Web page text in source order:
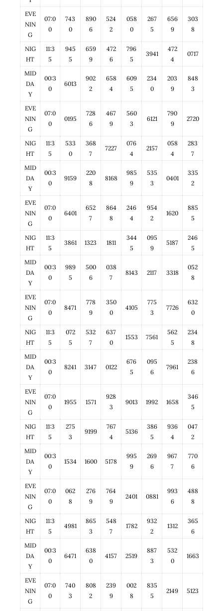
EVE
NIN
G
07:0
0
743
0
890
6
524
2
058
0
267
5
656
9
303
8
NIG
HT
11:3
5
945
5
659
9
472
6
796
5
3941
472
4
0717
MID
DA
Y
00:3
0
6013
902
2
658
4
609
5
234
0
203
9
848
3
EVE
NIN
G
07:0
0
0195
728
6
467
9
560
3
6121
790
9
2720
NIG
HT
11:3
5
533
0
368
7
7227
076
4
2157
058
4
283
7
MID
DA
Y
00:3
0
9159
220
8
8168
985
9
535
3
0401
335
2
EVE
NIN
G
07:0
0
6401
652
7
864
8
246
4
954
2
1620
885
5
NIG
HT
11:3
5
3861 1323 1811
344
5
095
9
5187
246
5
MID
DA
Y
00:3
0
989
5
500
6
038
7
8143 2117 3318
052
8
EVE
NIN
G
07:0
0
8471
778
9
350
0
4105
775
3
7726
632
0
NIG
HT
11:3
5
072
5
532
7
637
0
1553 7561
562
5
234
8
MID
DA
Y
00:3
0
8241 3147 0122
676
5
095
6
7961
238
6
EVE
NIN
G
07:0
0
1955 1571
928
3
9013 1992 1658
346
5
NIG
HT
11:3
5
275
3
9199
767
4
5136
386
5
936
4
047
2
MID
DA
Y
00:3
0
1534 1600 5178
995
9
269
6
967
7
770
6
EVE
NIN
G
07:0
0
062
8
276
9
764
9
2401 0881
993
6
488
8
NIG
HT
11:3
5
4981
865
3
548
7
1782
932
2
1312
365
6
MID
DA
Y
00:3
0
6471
638
0
4157 2519
887
3
532
0
1663
EVE
NIN
G
07:0
0
740
3
808
2
239
9
002
8
835
5
2149 5123